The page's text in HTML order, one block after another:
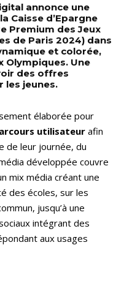
annonce une
Caisse d’Epargne
Premium des Jeux
de Paris 2024) dans
et colorée,
Olympiques. Une
des offres
les jeunes.
élaborée pour
utilisateurafin
de leur journée, du
développée couvre
mix média créant une
des écoles, sur les
jusqu’à une
intégrant des
aux usages